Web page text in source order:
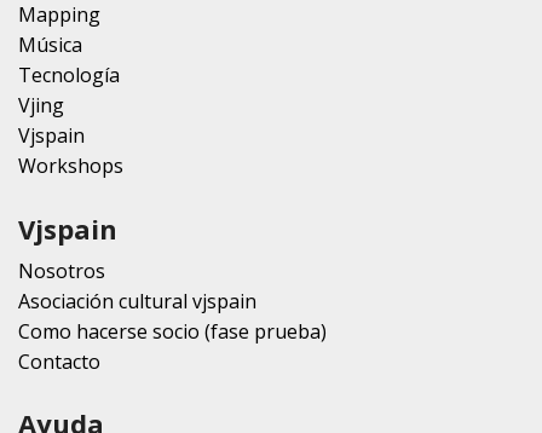
Mapping
Música
Tecnología
Vjing
Vjspain
Workshops
Vjspain
Nosotros
Asociación cultural vjspain
Como hacerse socio (fase prueba)
Contacto
Ayuda